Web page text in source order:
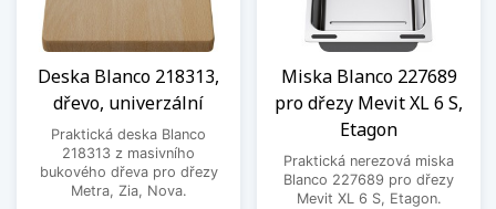
Deska Blanco 218313,
dřevo, univerzální
Praktická deska Blanco
218313 z masivního
bukového dřeva pro dřezy
Metra, Zia, Nova.
Miska Blanco 227689
pro dřezy Mevit XL 6 S,
Etagon
Praktická nerezová miska
Blanco 227689 pro dřezy
Mevit XL 6 S, Etagon.